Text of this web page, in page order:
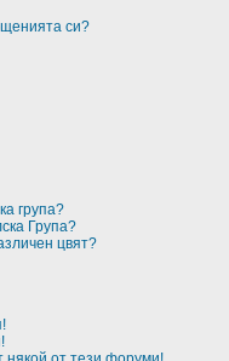
си?
група?
Група?
цвят?